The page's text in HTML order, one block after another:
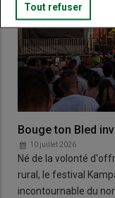
Bouge ton Bled
10 juillet 2026
Né de la volonté
rural, le festival
incontournable du
Tout refuser